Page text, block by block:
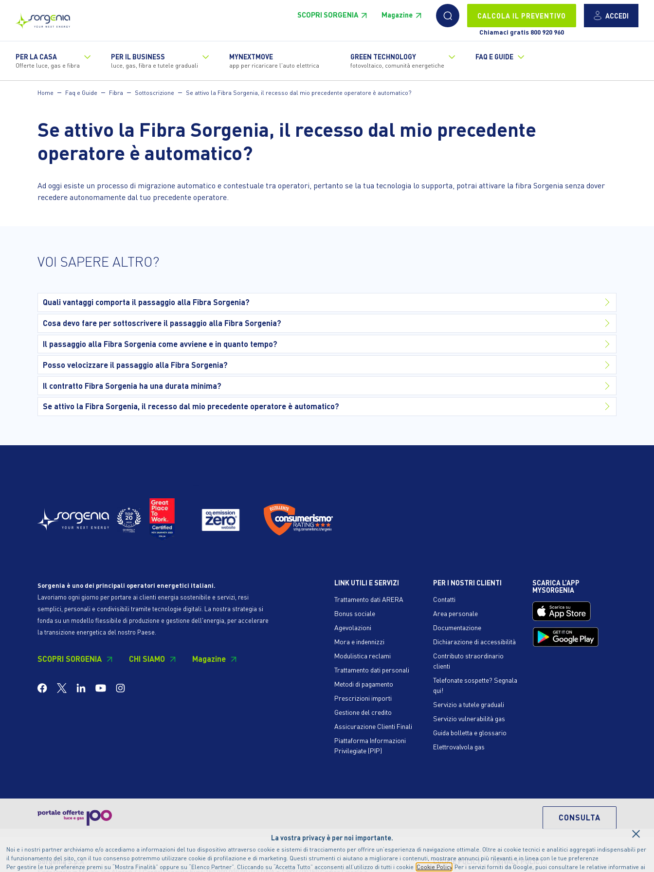
La vostra privacy è per noi importante.
Noi e i nostri partner archiviamo e/o accediamo a informazioni del tuo dispositivo attraverso cookie e sistemi di tracciamento per offrire un’esperienza di navigazione ottimale. Oltre ai cookie tecnici e analitici aggregati indispensabili per
il funzionamento del sito, con il tuo consenso potremmo utilizzare cookie di profilazione e di marketing. Questi strumenti ci aiutano a migliorare i contenuti, mostrare annunci più rilevanti e in linea con le tue preferenze
Per gestire le tue preferenze premi su “Mostra Finalità” oppure su “Elenco Partner”. Cliccando su “Accetta Tutto” acconsenti all’utilizzo di tutti i cookie Cookie Policy . Per i servizi forniti da Google, puoi consultare le relative informative ai
×
contenuto
principale
SCOPRI SORGENIA Magazine CALCOLA IL PREVENTIVO
Chiamaci gratis 800 920 960
ACCEDI
PER LA CASA
Offerte luce, gas e fibra
PER IL BUSINESS
luce, gas, fibra e tutele graduali
MYNEXTMOVE
app per ricaricare l'auto elettrica
GREEN TECHNOLOGY
fotovoltaico, comunità energetiche
FAQ E GUIDE
Home Faq e Guide Fibra Sottoscrizione Se attivo la Fibra Sorgenia, il recesso dal mio precedente operatore è automatico?
Se attivo la Fibra Sorgenia, il recesso dal mio precedente
operatore è automatico?
Ad oggi esiste un processo di migrazione automatico e contestuale tra operatori, pertanto se la tua tecnologia lo supporta, potrai attivare la fibra Sorgenia senza dover
recedere autonomamente dal tuo precedente operatore.
VOI SAPERE ALTRO?
Quali vantaggi comporta il passaggio alla Fibra Sorgenia?
Cosa devo fare per sottoscrivere il passaggio alla Fibra Sorgenia?
Il passaggio alla Fibra Sorgenia come avviene e in quanto tempo?
Posso velocizzare il passaggio alla Fibra Sorgenia?
Il contratto Fibra Sorgenia ha una durata minima?
Se attivo la Fibra Sorgenia, il recesso dal mio precedente operatore è automatico?
Sorgenia è uno dei principali operatori energetici italiani.
Lavoriamo ogni giorno per portare ai clienti energia sostenibile e servizi, resi
semplici, personali e condivisibili tramite tecnologie digitali. La nostra strategia si
fonda su un modello flessibile di produzione e gestione dell'energia, per accelerare
la transizione energetica del nostro Paese.
SCOPRI SORGENIA CHI SIAMO Magazine
LINK UTILI E SERVIZI
Trattamento dati ARERA
Bonus sociale
Agevolazioni
Mora e indennizzi
Modulistica reclami
Trattamento dati personali
Metodi di pagamento
Prescrizioni importi
Gestione del credito
Assicurazione Clienti Finali
Piattaforma Informazioni
Privilegiate (PIP)
PER I NOSTRI CLIENTI
Contatti
Area personale
Documentazione
Dichiarazione di accessibilità
Contributo straordinario
clienti
Telefonate sospette? Segnala
qui!
Servizio a tutele graduali
Servizio vulnerabilità gas
Guida bolletta e glossario
Elettrovalvola gas
SCARICA L’APP
MYSORGENIA
CONSULTA
Sorgenia S.p.A
COOKIE POLICY PRIVACY POLICY